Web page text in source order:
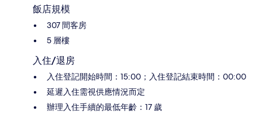
飯店規模
307 間客房
5 層樓
入住/退房
入住登記開始時間：15:00；入住登記結束時間：00:00
延遲入住需視供應情況而定
辦理入住手續的最低年齡：17 歲